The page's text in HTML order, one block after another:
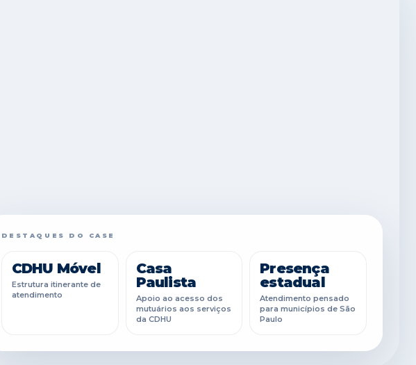
DESTAQUES DO CASE
CDHU Móvel
Estrutura itinerante de
atendimento
Casa
Paulista
Apoio ao acesso dos
mutuários aos serviços
da CDHU
Presença
estadual
Atendimento pensado
para municípios de São
Paulo